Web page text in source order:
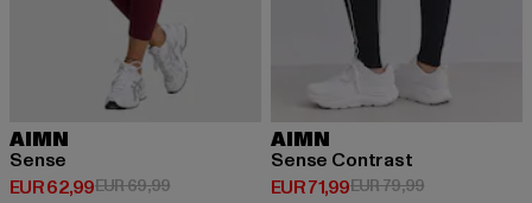
AIMN
Sense
EUR 62,99
Derzeitiger Preis: EUR 62,99
EUR 69,99Aktionspreis: EUR 69,99
AIMN
Sense Contrast
EUR 71,99
Derzeitiger Preis: EUR 71,99
EUR 79,99Aktionspreis: